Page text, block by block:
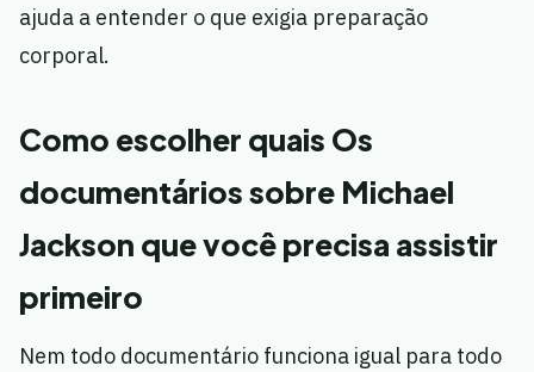
ajuda a entender o que exigia preparação
corporal.
Como escolher quais Os
documentários sobre Michael
Jackson que você precisa assistir
primeiro
Nem todo documentário funciona igual para todo